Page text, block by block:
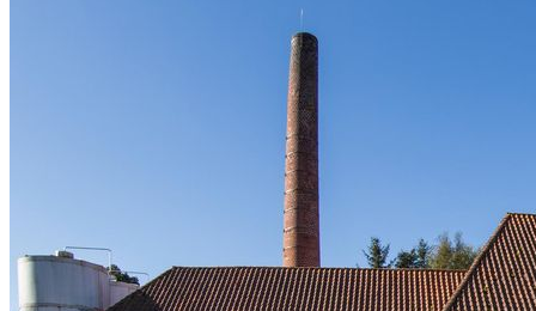
Flødeost med krydderurter
Emballage